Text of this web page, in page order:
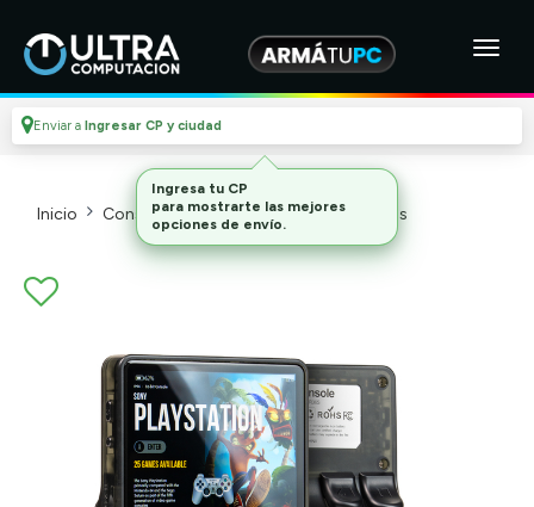
Enviar a Ingresar CP y ciudad
Inicio Consolas Y Videojuegos_2 Consolas
Ingresa tu CP
para mostrarte las mejores
opciones de envío.